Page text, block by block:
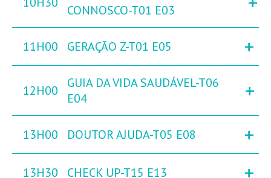
CONNOSCO-T01 E03
11H00 GERAÇÃO Z-T01 E05 +
12H00
GUIA DA VIDA SAUDÁVEL-T06
E04
+
13H00 DOUTOR AJUDA-T05 E08 +
13H30 CHECK UP-T15 E13 +